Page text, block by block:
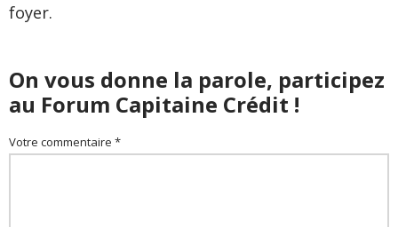
foyer.
On vous donne la parole, participez
au Forum Capitaine Crédit !
Votre commentaire *